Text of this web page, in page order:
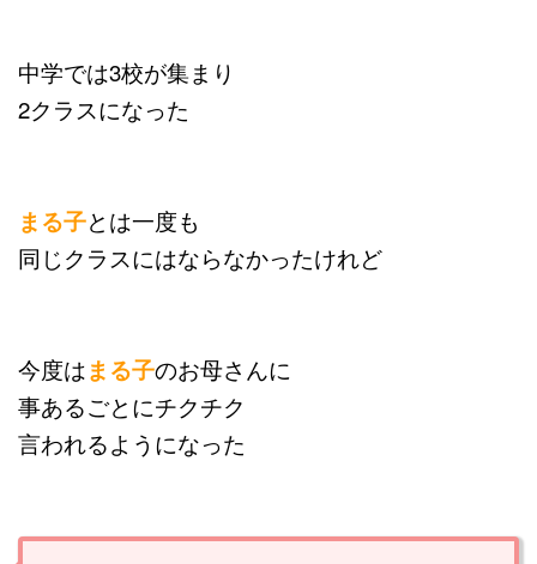
中学では3校が集まり
2クラスになった
まる子とは一度も
同じクラスにはならなかったけれど
今度はまる子のお母さんに
事あるごとにチクチク
言われるようになった